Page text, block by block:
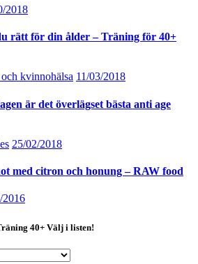
2018
rätt för din ålder – Träning för 40+
kvinnohälsa 11/03/2018
är det överlägset bästa anti age
25/02/2018
med citron och honung – RAW food
2016
40+ Välj i listen!